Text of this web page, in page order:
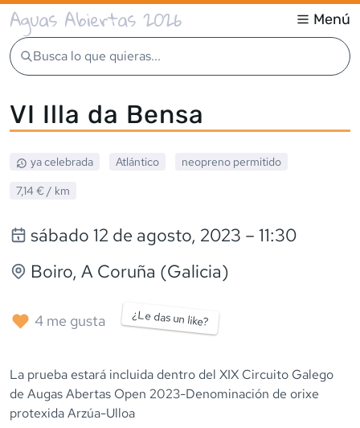
Aguas Abiertas 2026 Menú
Busca lo que quieras...
VI Illa da Bensa
ya celebrada Atlántico neopreno permitido
7,14 € / km
sábado 12 de agosto, 2023 – 11:30
Boiro, A Coruña (Galicia)
4 me gusta ¿Le das un like?
La prueba estará incluida dentro del XIX Circuito Galego
de Augas Abertas Open 2023-Denominación de orixe
protexida Arzúa-Ulloa